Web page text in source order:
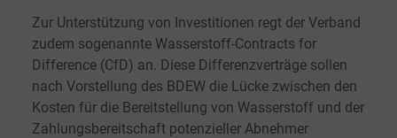
Zur Unterstützung von Investitionen regt der Verband
zudem sogenannte Wasserstoff-Contracts for
Difference (CfD) an. Diese Differenzverträge sollen
nach Vorstellung des BDEW die Lücke zwischen den
Kosten für die Bereitstellung von Wasserstoff und der
Zahlungsbereitschaft potenzieller Abnehmer